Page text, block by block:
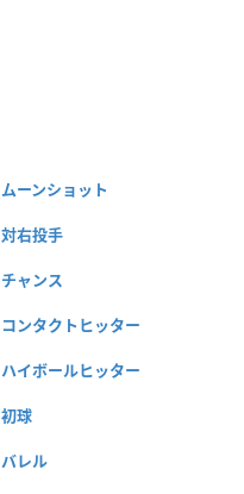
ムーンショット
対右投手
チャンス
コンタクトヒッター
ハイボールヒッター
初球
バレル